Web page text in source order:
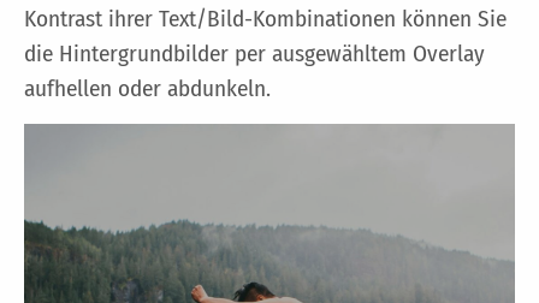
Kontrast ihrer Text/Bild-Kombinationen können Sie
die Hintergrundbilder per ausgewähltem Overlay
aufhellen oder abdunkeln.